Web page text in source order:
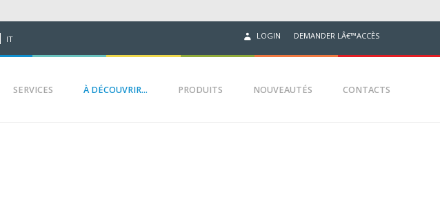
IT LOGIN DEMANDER LÂ€™ACCÈS
SERVICES À DÉCOUVRIR... PRODUITS NOUVEAUTÉS CONTACTS